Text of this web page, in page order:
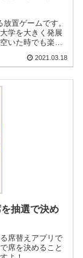
置ゲームです。
学を大きく発展
いた時でも楽し
2021.03.18
抽選で決め
席替えアプリで
席を決めること